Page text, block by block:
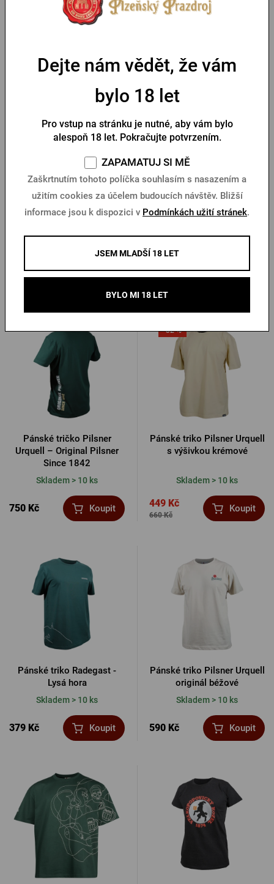
sestry
Skladem > 10 ks
490 Kč Koupit
Urquell
569 Kč
Pánské triko Pilsner Urquell
Skladem > 10 ks
550 Kč Koupit
Pánské triko Pilsner Urquell
Skladem > 10 ks
449 Kč Koupit
Pánské tričko Pilsner
Urquell – Original Pilsner
Since 1842
Skladem > 10 ks
750 Kč Koupit
-32 %
Pánské triko Pilsner Urquell
s výšivkou krémové
Skladem > 10 ks
660 Kč
449 Kč Koupit
Pánské triko Radegast -
Lysá hora
Skladem > 10 ks
379 Kč Koupit
Pánské triko Pilsner Urquell
originál béžové
Skladem > 10 ks
590 Kč Koupit
Dejte nám vědět, že vám
bylo 18 let
Pro vstup na stránku je nutné, aby vám bylo
alespoň 18 let. Pokračujte potvrzením.
ZAPAMATUJ SI MĚ
Zaškrtnutím tohoto políčka souhlasím s nasazením a
užitím cookies za účelem budoucích návštěv. Bližší
informace jsou k dispozici v Podmínkách užití stránek.
JSEM MLADŠÍ 18 LET
BYLO MI 18 LET